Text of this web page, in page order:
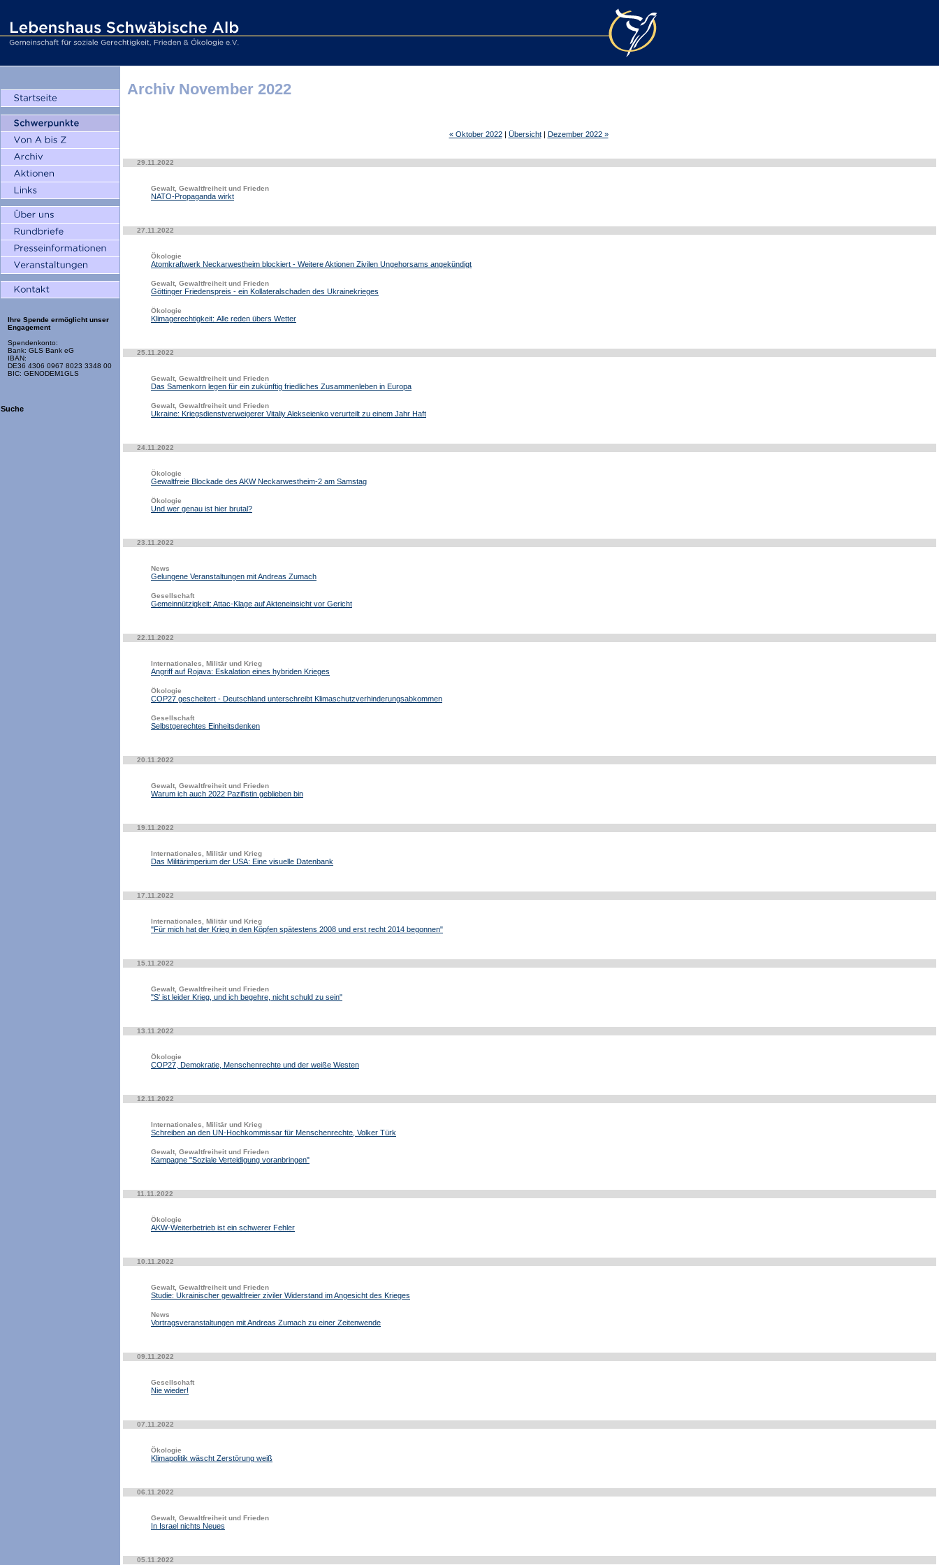
Ihre Spende ermöglicht unser
Engagement
Spendenkonto:
Bank: GLS Bank eG
IBAN:
DE36 4306 0967 8023 3348 00
BIC: GENODEM1GLS
Suche
Archiv November 2022
« Oktober 2022| Übersicht| Dezember 2022 »
29.11.2022
Gewalt, Gewaltfreiheit und Frieden
NATO-Propaganda wirkt
27.11.2022
Ökologie
Atomkraftwerk Neckarwestheim blockiert - Weitere Aktionen Zivilen Ungehorsams angekündigt
Gewalt, Gewaltfreiheit und Frieden
Göttinger Friedenspreis - ein Kollateralschaden des Ukrainekrieges
Ökologie
Klimagerechtigkeit: Alle reden übers Wetter
25.11.2022
Gewalt, Gewaltfreiheit und Frieden
Das Samenkorn legen für ein zukünftig friedliches Zusammenleben in Europa
Gewalt, Gewaltfreiheit und Frieden
Ukraine: Kriegsdienstverweigerer Vitaliy Alekseienko verurteilt zu einem Jahr Haft
24.11.2022
Ökologie
Gewaltfreie Blockade des AKW Neckarwestheim-2 am Samstag
Ökologie
Und wer genau ist hier brutal?
23.11.2022
News
Gelungene Veranstaltungen mit Andreas Zumach
Gesellschaft
Gemeinnützigkeit: Attac-Klage auf Akteneinsicht vor Gericht
22.11.2022
Internationales, Militär und Krieg
Angriff auf Rojava: Eskalation eines hybriden Krieges
Ökologie
COP27 gescheitert - Deutschland unterschreibt Klimaschutzverhinderungsabkommen
Gesellschaft
Selbstgerechtes Einheitsdenken
20.11.2022
Gewalt, Gewaltfreiheit und Frieden
Warum ich auch 2022 Pazifistin geblieben bin
19.11.2022
Internationales, Militär und Krieg
Das Militärimperium der USA: Eine visuelle Datenbank
17.11.2022
Internationales, Militär und Krieg
"Für mich hat der Krieg in den Köpfen spätestens 2008 und erst recht 2014 begonnen"
15.11.2022
Gewalt, Gewaltfreiheit und Frieden
"S' ist leider Krieg, und ich begehre, nicht schuld zu sein"
13.11.2022
Ökologie
COP27, Demokratie, Menschenrechte und der weiße Westen
12.11.2022
Internationales, Militär und Krieg
Schreiben an den UN-Hochkommissar für Menschenrechte, Volker Türk
Gewalt, Gewaltfreiheit und Frieden
Kampagne "Soziale Verteidigung voranbringen"
11.11.2022
Ökologie
AKW-Weiterbetrieb ist ein schwerer Fehler
10.11.2022
Gewalt, Gewaltfreiheit und Frieden
Studie: Ukrainischer gewaltfreier ziviler Widerstand im Angesicht des Krieges
News
Vortragsveranstaltungen mit Andreas Zumach zu einer Zeitenwende
09.11.2022
Gesellschaft
Nie wieder!
07.11.2022
Ökologie
Klimapolitik wäscht Zerstörung weiß
06.11.2022
Gewalt, Gewaltfreiheit und Frieden
In Israel nichts Neues
05.11.2022